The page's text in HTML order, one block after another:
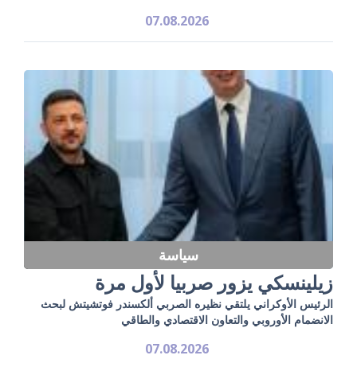
07.08.2026
سياسة
زيلينسكي يزور صربيا لأول مرة
الرئيس الأوكراني يلتقي نظيره الصربي ألكسندر فوتشيتش لبحث
الانضمام الأوروبي والتعاون الاقتصادي والطاقي
07.08.2026